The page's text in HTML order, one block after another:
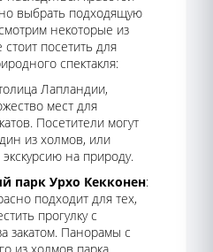
выбрать подходящую
некоторые из
посетить для
спектакля:
Лапландии,
мест для
Посетители могут
из холмов, или
на природу.
парк Урхо Кекконен:
подходит для тех,
прогулку с
закатом. Панорамы с